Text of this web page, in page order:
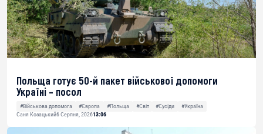
Польща готує 50-й пакет військової допомоги
Україні – посол
#Військова допомога #Європа #Польща #Світ #Сусіди
#Україна
Саня Козацький6 Серпня, 202613:06